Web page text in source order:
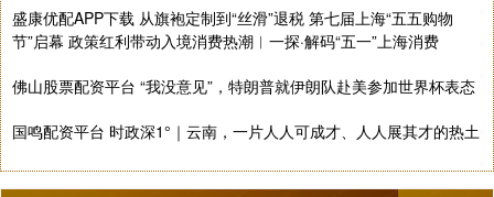
盛康优配APP下载 从旗袍定制到“丝滑”退税 第七届上海“五五购物
节”启幕 政策红利带动入境消费热潮︱一探·解码“五一”上海消费
佛山股票配资平台 “我没意见”，特朗普就伊朗队赴美参加世界杯表态
国鸣配资平台 时政深1°｜云南，一片人人可成才、人人展其才的热土